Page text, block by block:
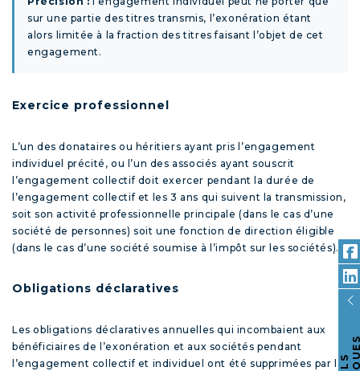
sur une partie des titres transmis, l’exonération étant
alors limitée à la fraction des titres faisant l’objet de cet
engagement.
Exercice professionnel
L’un des donataires ou héritiers ayant pris l’engagement
individuel précité, ou l’un des associés ayant souscrit
l’engagement collectif doit exercer pendant la durée de
l’engagement collectif et les 3 ans qui suivent la transmission,
soit son activité professionnelle principale (dans le cas d’une
société de personnes) soit une fonction de direction éligible
(dans le cas d’une société soumise à l’impôt sur les sociétés).
Obligations déclaratives
Les obligations déclaratives annuelles qui incombaient aux
bénéficiaires de l’exonération et aux sociétés pendant
l’engagement collectif et individuel ont été supprimées par la